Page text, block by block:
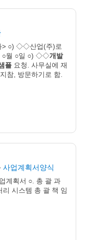
> ○) ◇◇산업(주)로
○월 ○일 ○) ◇◇개발
플 요청. 사무실에 재
참, 방문하기로 함.
사업계획서양식
계획서 ○. 총 괄 과
시스템 총 괄 책 임